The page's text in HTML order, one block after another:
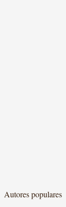
Autores populares